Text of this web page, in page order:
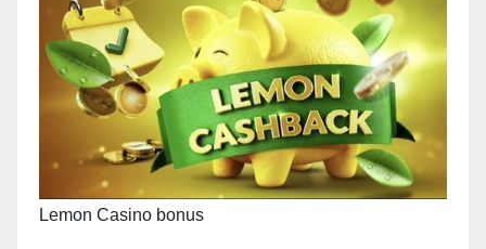
Lemon Casino bonus